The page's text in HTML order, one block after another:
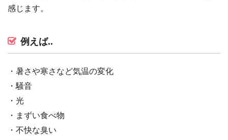
感じます。
例えば..
・暑さや寒さなど気温の変化
・騒音
・光
・まずい食べ物
・不快な臭い